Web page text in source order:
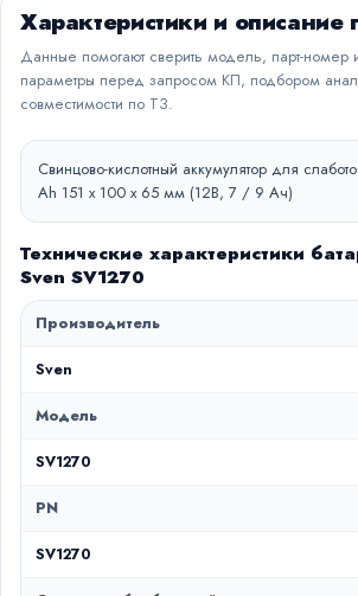
Характеристики и описание
Данные помогают сверить модель, парт-номер
параметры перед запросом КП, подбором
совместимости по ТЗ.
Свинцово-кислотный аккумулятор для
Ah 151 х 100 х 65 мм (12В, 7 / 9 Ач)
Технические характеристики
Sven SV1270
Производитель
Sven
Модель
SV1270
PN
SV1270